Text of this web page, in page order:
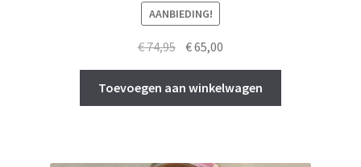
AANBIEDING!
€74,95 Oorspronkelijke
prijs
was:
€ 74,95.
€65,00
prijs
is:
€ 65,00.
Toevoegen aan winkelwagen